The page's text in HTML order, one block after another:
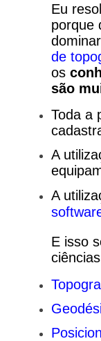
Eu
porque
de
os
são
Toda a
A
A
E isso